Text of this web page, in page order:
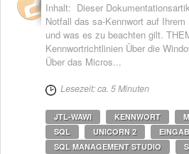
Inhalt: Dieser
Notfall das sa-Kennwort auf
und was es zu beachten gilt.
Kennwortrichtlinien Über die
Über das Micros...
Lesezeit: ca. 5 Minuten
JTL-WAWI KENNWORT
SQL
UNICORN 2
SQL MANAGEMENT STUDIO